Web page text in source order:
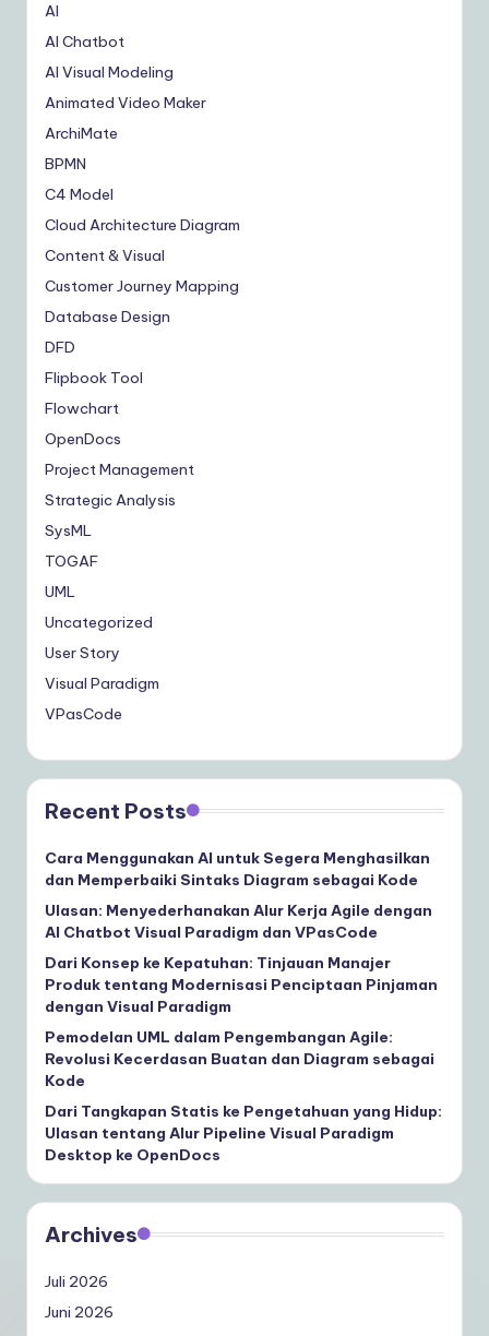
AI
AI Chatbot
AI Visual Modeling
Animated Video Maker
ArchiMate
BPMN
C4 Model
Cloud Architecture Diagram
Content & Visual
Customer Journey Mapping
Database Design
DFD
Flipbook Tool
Flowchart
OpenDocs
Project Management
Strategic Analysis
SysML
TOGAF
UML
Uncategorized
User Story
Visual Paradigm
VPasCode
Recent Posts
Cara Menggunakan AI untuk Segera Menghasilkan
dan Memperbaiki Sintaks Diagram sebagai Kode
Ulasan: Menyederhanakan Alur Kerja Agile dengan
AI Chatbot Visual Paradigm dan VPasCode
Dari Konsep ke Kepatuhan: Tinjauan Manajer
Produk tentang Modernisasi Penciptaan Pinjaman
dengan Visual Paradigm
Pemodelan UML dalam Pengembangan Agile:
Revolusi Kecerdasan Buatan dan Diagram sebagai
Kode
Dari Tangkapan Statis ke Pengetahuan yang Hidup:
Ulasan tentang Alur Pipeline Visual Paradigm
Desktop ke OpenDocs
Archives
Juli 2026
Juni 2026